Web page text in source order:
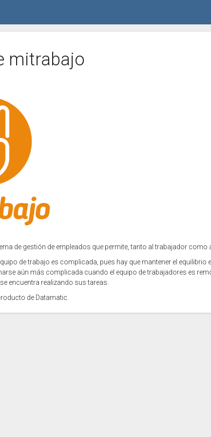
mitrabajo
de gestión de empleados que permite, tanto al trabajador
de trabajo es complicada, pues hay que mantener el
aún más complicada cuando el equipo de trabajadores es
encuentra realizando sus tareas.
de Datamatic.